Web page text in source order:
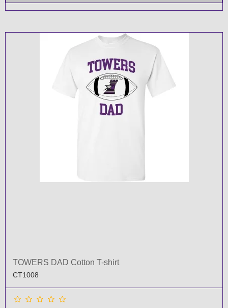
TOWERS DAD Cotton T-shirt
CT1008